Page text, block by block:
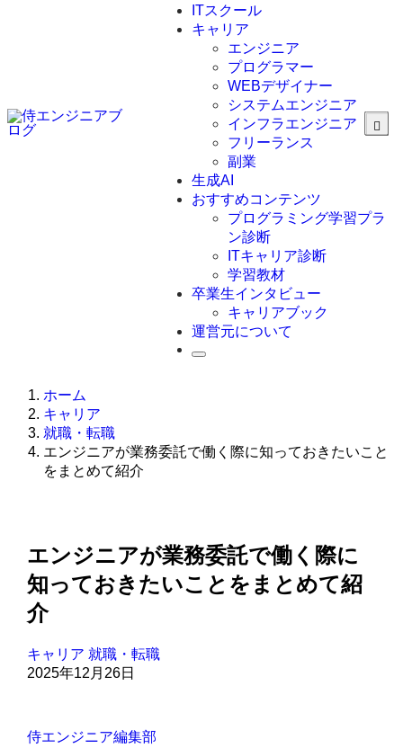
C言語
C#
VBA
Go言語
Kotlin
Java
JavaScript
Swift
Ruby
ITスクール
キャリア
エンジニア
プログラマー
WEBデザイナー
システムエンジニア
インフラエンジニア
フリーランス
副業
生成AI
おすすめコンテンツ
プログラミング学習プラ
ン診断
ITキャリア診断
学習教材
卒業生インタビュー
キャリアブック
運営元について
ホーム
キャリア
就職・転職
エンジニアが業務委託で働く際に知っておきたいこと
をまとめて紹介
エンジニアが業務委託で働く際に
知っておきたいことをまとめて紹
介
キャリア 就職・転職
2025年12月26日
侍エンジニア編集部